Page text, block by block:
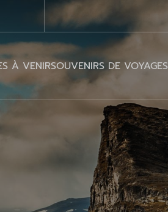
À VENIRSOUVENIRS DE VOYAGES